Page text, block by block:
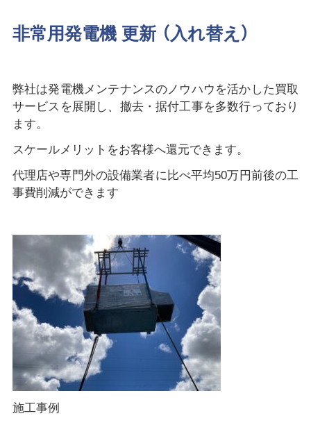
非常用発電機 更新 （入れ替え）
弊社は発電機メンテナンスのノウハウを活かした買取
サービスを展開し、撤去・据付工事を多数行っており
ます。
スケールメリットをお客様へ還元できます。
代理店や専門外の設備業者に比べ平均50万円前後の工
事費削減ができます
施工事例